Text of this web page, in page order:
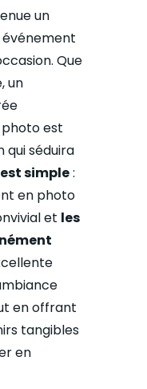
un
Que
un
est
séduira
simple:
en photo
et les
en offrant
tangibles
en